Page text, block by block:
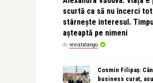
scurtă ca să nu încerci
stârnește interesul.
așteaptă pe nimeni
de revistatango
Cosmin Filipaș:
business curat,